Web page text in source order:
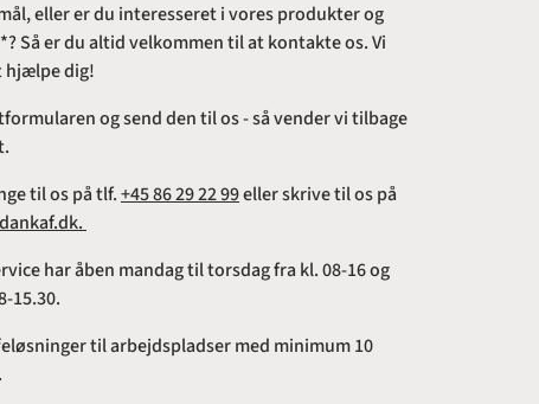
eller er du interesseret i vores produkter og
Så er du altid velkommen til at kontakte os. Vi
hjælpe dig!
og send den til os - så vender vi tilbage
til os på tlf.+45 86 29 22 99eller skrive til os på
har åben mandag til torsdag fra kl. 08-16 og
15.30.
til arbejdspladser med minimum 10